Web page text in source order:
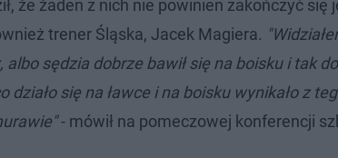
że żaden z nich nie powinien zakończyć się
trener Śląska, Jacek Magiera.
sędzia dobrze bawił się na boisku i tak
się na ławce i na boisku wynikało z
- mówił na pomeczowej konferencji